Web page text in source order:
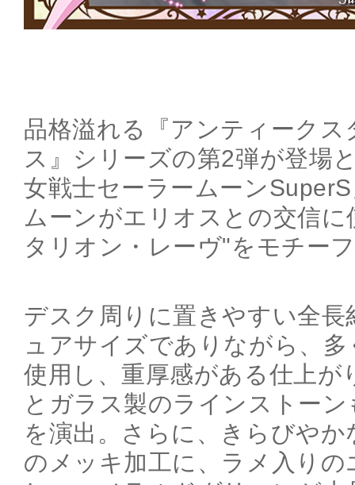
品格溢れる『アンティーク
ス』シリーズの第2弾が登場
女戦士セーラームーン
ムーンがエリオスとの交信
タリオン・レーヴ"をモチー
デスク周りに置きやすい全
ュアサイズでありながら、
使用し、重厚感がある仕上が
とガラス製のラインストー
を演出。さらに、きらびや
のメッキ加工に、ラメ入り